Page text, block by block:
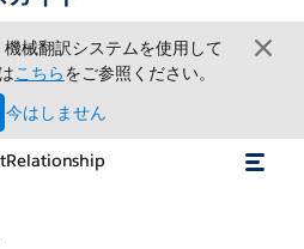
械翻訳システムを使用して
こちらをご参照ください。
今はしません